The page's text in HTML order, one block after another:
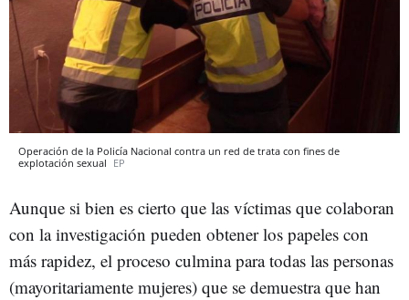
Operación de la Policía Nacional contra un red de trata con fines de
explotación sexual EP
Aunque si bien es cierto que las víctimas que colaboran
con la investigación pueden obtener los papeles con
más rapidez, el proceso culmina para todas las personas
(mayoritariamente mujeres) que se demuestra que han